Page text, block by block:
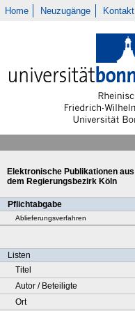
Home Neuzugänge Kontakt
Elektronische Publikationen aus
dem Regierungsbezirk Köln
Pflichtabgabe
Ablieferungsverfahren
Listen
Titel
Autor / Beteiligte
Ort